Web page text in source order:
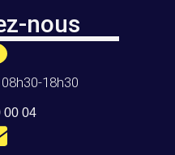
nous
18h30
00 04